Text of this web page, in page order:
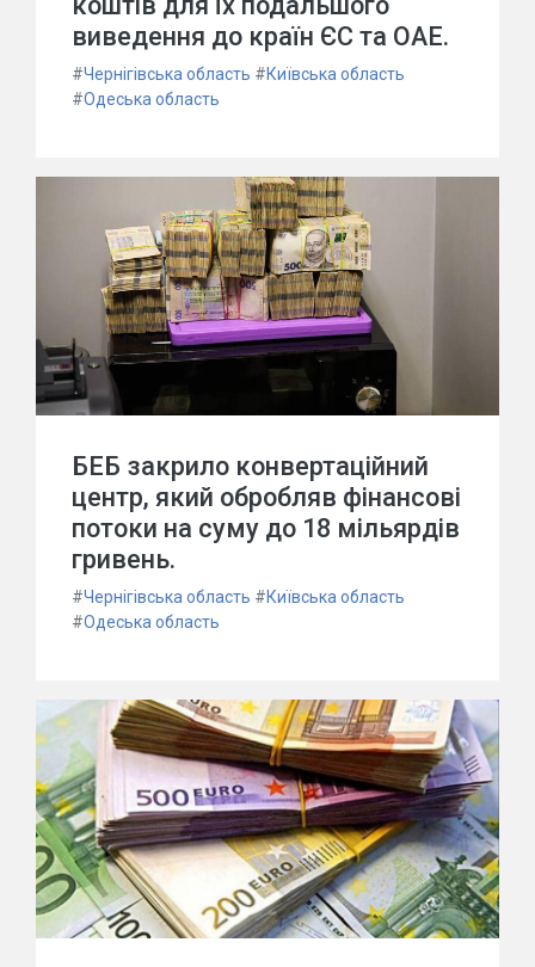
виведення до країн ЄС та ОАЕ.
#Чернігівська область #Київська область
#Одеська область
БЕБ закрило конвертаційний
центр, який обробляв фінансові
потоки на суму до 18 мільярдів
гривень.
#Чернігівська область #Київська область
#Одеська область